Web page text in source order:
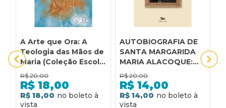
A Arte que Ora: A
Teologia das Mãos de
Maria (Coleção Escola
de Maria - 27)
R$ 20,00
R$ 18,00
R$ 18,00
AUTOBIOGRAFIA DE
SANTA MARGARIDA
MARIA ALACOQUE:
SANTA MARGARIDA
MARIA ALACOQUE
R$ 20,00
R$ 14,00
R$ 14,00